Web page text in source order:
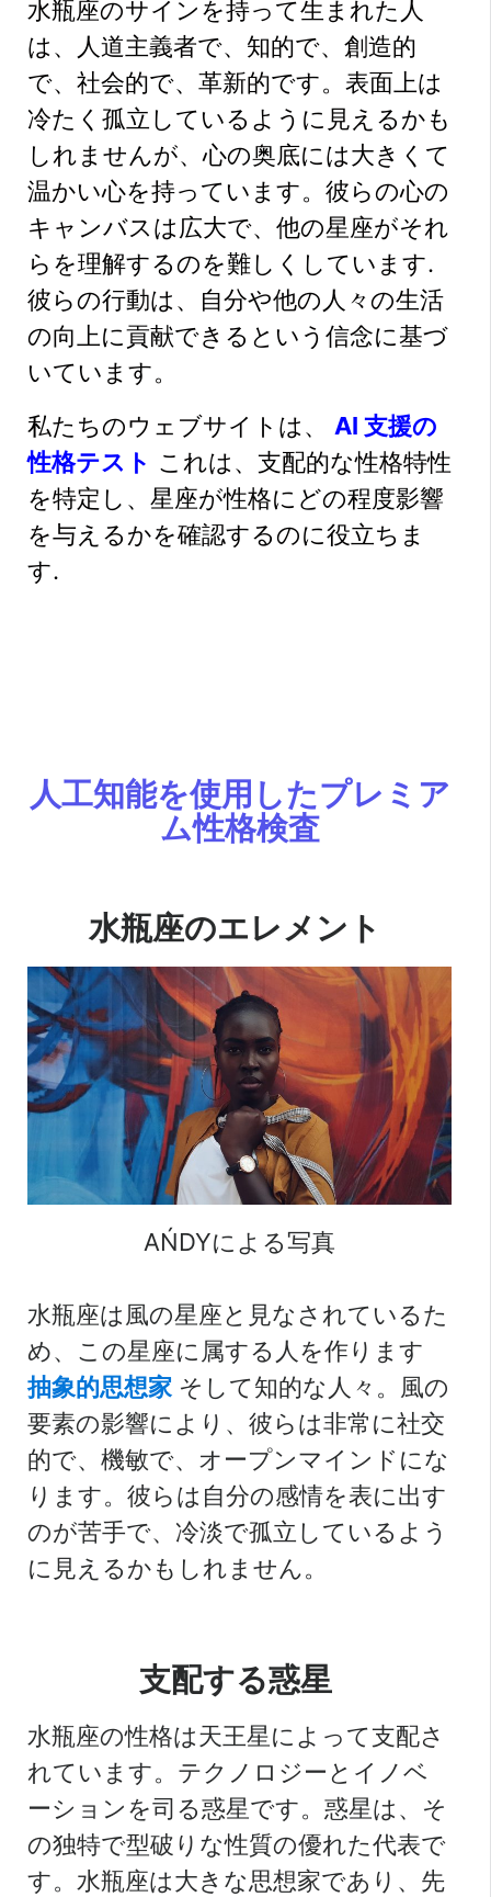
水瓶座のサインを持って生まれた人
は、人道主義者で、知的で、創造的
で、社会的で、革新的です。表面上は
冷たく孤立しているように見えるかも
しれませんが、心の奥底には大きくて
温かい心を持っています。彼らの心の
キャンバスは広大で、他の星座がそれ
らを理解するのを難しくしています.
彼らの行動は、自分や他の人々の生活
の向上に貢献できるという信念に基づ
いています。
私たちのウェブサイトは、 AI 支援の
性格テスト これは、支配的な性格特性
を特定し、星座が性格にどの程度影響
を与えるかを確認するのに役立ちま
す.
人工知能を使用したプレミア
ム性格検査
水瓶座のエレメント
AŃDYによる写真
水瓶座は風の星座と見なされているた
め、この星座に属する人を作ります
抽象的思想家 そして知的な人々。風の
要素の影響により、彼らは非常に社交
的で、機敏で、オープンマインドにな
ります。彼らは自分の感情を表に出す
のが苦手で、冷淡で孤立しているよう
に見えるかもしれません。
支配する惑星
水瓶座の性格は天王星によって支配さ
れています。テクノロジーとイノベ
ーションを司る惑星です。惑星は、そ
の独特で型破りな性質の優れた代表で
す。水瓶座は大きな思想家であり、先